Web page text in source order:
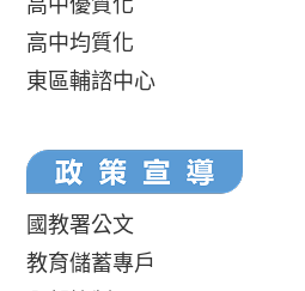
高中均質化
東區輔諮中心
國教署公文
教育儲蓄專戶